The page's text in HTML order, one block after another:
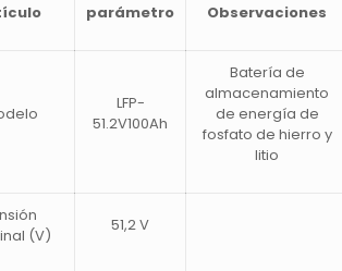
parámetro Observaciones
LFP-
51.2V100Ah
Batería de
almacenamiento
de energía de
fosfato de hierro y
litio
(V)
51,2 V